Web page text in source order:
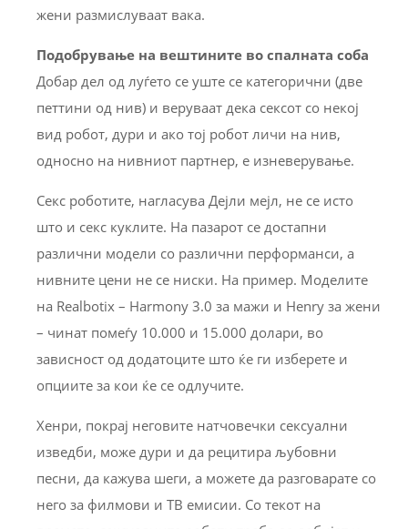
жени размислуваат вака.
Подобрување на вештините во спалната соба
Добар дел од луѓето се уште се категорични (две
петтини од нив) и веруваат дека сексот со некој
вид робот, дури и ако тој робот личи на нив,
односно на нивниот партнер, е изневерување.
Секс роботите, нагласува Дејли мејл, не се исто
што и секс куклите. На пазарот се достапни
различни модели со различни перформанси, а
нивните цени не се ниски. На пример. Моделите
на Realbotix – Harmony 3.0 за мажи и Henry за жени
– чинат помеѓу 10.000 и 15.000 долари, во
зависност од додатоците што ќе ги изберете и
опциите за кои ќе се одлучите.
Хенри, покрај неговите натчовечки сексуални
изведби, може дури и да рецитира љубовни
песни, да кажува шеги, а можете да разговарате со
него за филмови и ТВ емисии. Со текот на